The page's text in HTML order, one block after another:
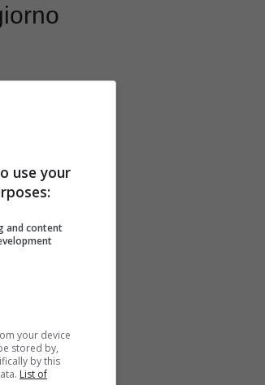
use your
and content
your device
stored by,
by this
List of